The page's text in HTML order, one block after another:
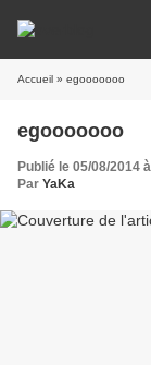
Accueil » egooooooo
egooooooo
Publié le 05/08/2014
Par YaKa